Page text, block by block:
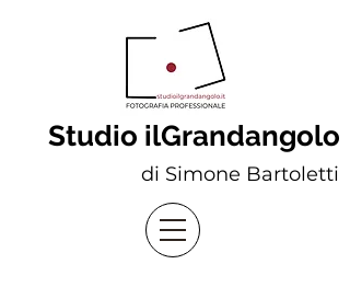
Studio ilGrandangolo
di Simone Bartoletti